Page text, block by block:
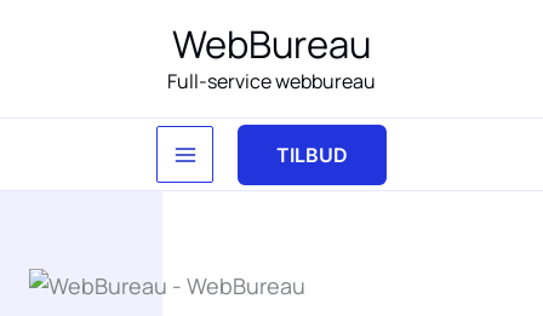
WebBureau
Full-service webbureau
TILBUD